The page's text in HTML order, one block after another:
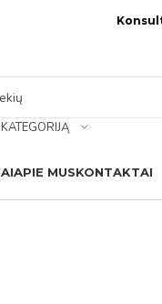
APIE MUSKONTAKTAI